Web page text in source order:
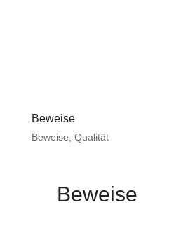
Beweise
Beweise Qualität
Beweise